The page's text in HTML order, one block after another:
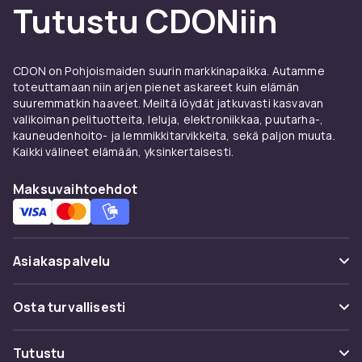
ylöspäin avoimempaa silmäilmettä varten.
pitkäkestoisempaan käyttöön
Vedenkestävä ripsiväri on erinomainen valinta
pitkiin kesäpäiviin, pitkiin tilaisuuksiin,
treenilenkeille tai päiviin, jolloin tiedät silmien
muodostaa kosteutta hylkivän kerroksen
ripsien ympärille ja pitää muodon koko päivän
tahmaamatta. Max Factor 2000 Calorie
Waterproof ja Maybelline Sky High Waterproof
ovat kaksi suosittua vaihtoehtoa tässä
kategoriassa, jotka löytyvät CDONilta.
Muista, että vedenkestävä ripsiväri vaatii
erityistä meikinpoistoainetta liuetakseen
kunnolla ärsyttämättä silmiä. Yhdistä mielellään
Tutustu CDONiin
CDON on Pohjoismaiden suurin markkinapaikka. Autamme
toteuttamaan niin arjen pienet askareet kuin elämän
suuremmatkin haaveet. Meiltä löydät jatkuvasti kasvavan
valikoiman pelituotteita, leluja, elektroniikkaa, puutarha-,
kauneudenhoito- ja lemmikkitarvikkeita, sekä paljon muuta.
Kaikki välineet elämään, yksinkertaisesti.
Maksuvaihtoehdot
Asiakaspalvelu
Usein kysyttyä (UKK)
Seuraa pakettia
Osta turvallisesti
Maksuvaihtoehdot
Tutustu